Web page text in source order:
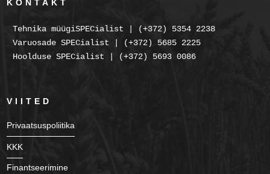
KONTAKT
Tehnika müügiSPECialist | (+372) 5354 2238
Varuosade SPECialist | (+372) 5685 2225
Hoolduse SPECialist | (+372) 5693 0086
VIITED
Privaatsuspoliitika
KKK
Finantseerimine